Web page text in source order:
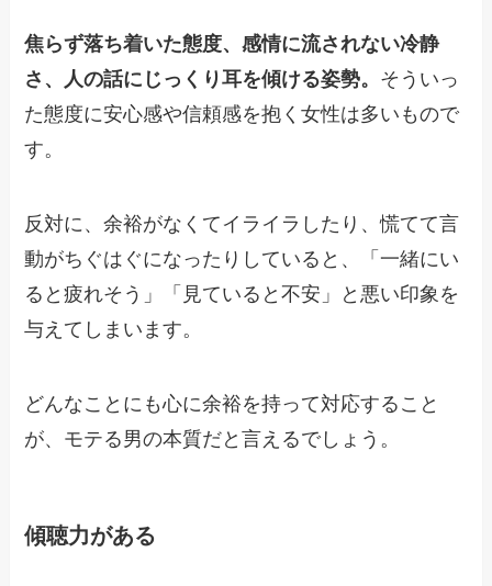
焦らず落ち着いた態度、感情に流されない冷静
さ、人の話にじっくり耳を傾ける姿勢。 そういっ
た態度に安心感や信頼感を抱く女性は多いもので
す。
反対に、余裕がなくてイライラしたり、慌てて言
動がちぐはぐになったりしていると、「一緒にい
ると疲れそう」「見ていると不安」と悪い印象を
与えてしまいます。
どんなことにも心に余裕を持って対応すること
が、モテる男の本質だと言えるでしょう。
傾聴力がある